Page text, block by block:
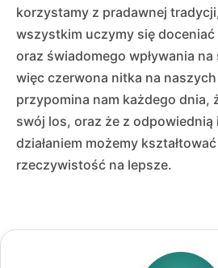
korzystamy z pradawnej
wszystkim uczymy się doceniać
oraz świadomego wpływania
więc czerwona nitka na
przypomina nam każdego dnia,
swój los, oraz że z odpowiednią
działaniem możemy
rzeczywistość na lepsze.